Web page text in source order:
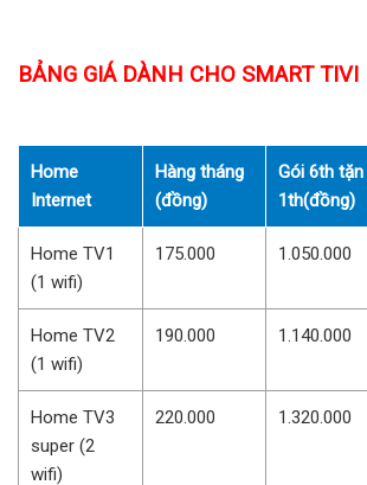
BẢNG GIÁ DÀNH CHO SMART TIVI
Home
Internet
Hàng tháng
(đồng)
Gói 6th tặn
1th(đồng)
Home TV1
(1 wifi)
175.000 1.050.000
Home TV2
(1 wifi)
190.000 1.140.000
Home TV3
super (2
wifi)
220.000 1.320.000